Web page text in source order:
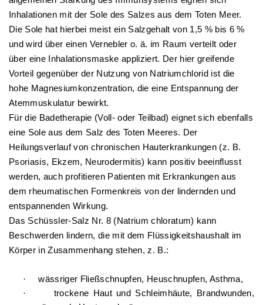
Inhalationen mit der Sole des Salzes aus dem Toten Meer.
Die Sole hat hierbei meist ein Salzgehalt von 1,5 % bis 6 %
und wird über einen Vernebler o. ä. im Raum verteilt oder
über eine Inhalationsmaske appliziert. Der hier greifende
Vorteil gegenüber der Nutzung von Natriumchlorid ist die
hohe Magnesiumkonzentration, die eine Entspannung der
Atemmuskulatur bewirkt.
Für die Badetherapie (Voll- oder Teilbad) eignet sich ebenfalls
eine Sole aus dem Salz des Toten Meeres. Der
Heilungsverlauf von chronischen Hauterkrankungen (z. B.
Psoriasis, Ekzem, Neurodermitis) kann positiv beeinflusst
werden, auch profitieren Patienten mit Erkrankungen aus
dem rheumatischen Formenkreis von der lindernden und
entspannenden Wirkung.
Das Schüssler-Salz Nr. 8 (Natrium chloratum) kann
Beschwerden lindern, die mit dem Flüssigkeitshaushalt im
Körper in Zusammenhang stehen, z. B.:
·
wässriger Fließschnupfen, Heuschnupfen, Asthma,
·
trockene Haut und Schleimhäute, Brandwunden,